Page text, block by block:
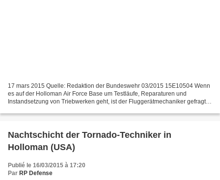
17 mars 2015 Quelle: Redaktion der Bundeswehr 03/2015 15E10504 Wenn
es auf der Holloman Air Force Base um Testläufe, Reparaturen und
Instandsetzung von Triebwerken geht, ist der Fluggerätmechaniker gefragt.
Nachtschicht der Tornado-Techniker in
Holloman (USA)
Publié le 16/03/2015 à 17:20
Par RP Defense